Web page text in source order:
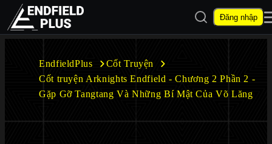
EndfieldPlus
menu con
Mở tìm kiếmĐăng nhập
EndfieldPlus
Cốt Truyện
Cốt truyện Arknights Endfield - Chương 2 Phần 2 -
Gặp Gỡ Tangtang Và Những Bí Mật Của Võ Lăng